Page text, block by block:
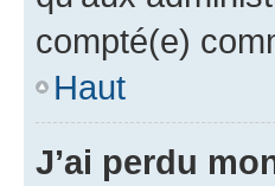
compté(e)
Haut
J’ai perdu